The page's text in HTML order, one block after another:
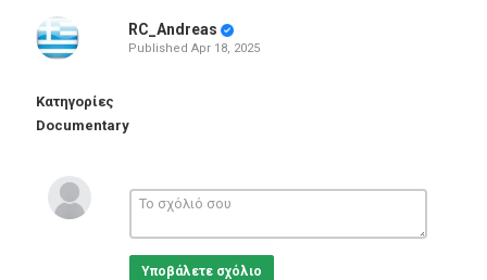
RC_Andreas
Published Apr 18, 2025
Κατηγορίες
Documentary
Υποβάλετε σχόλιο